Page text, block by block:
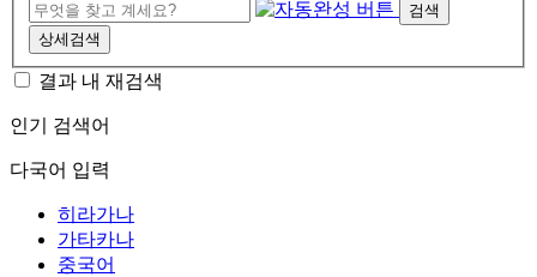
검색
상세검색
결과 내 재검색
인기 검색어
다국어 입력
히라가나
가타카나
중국어